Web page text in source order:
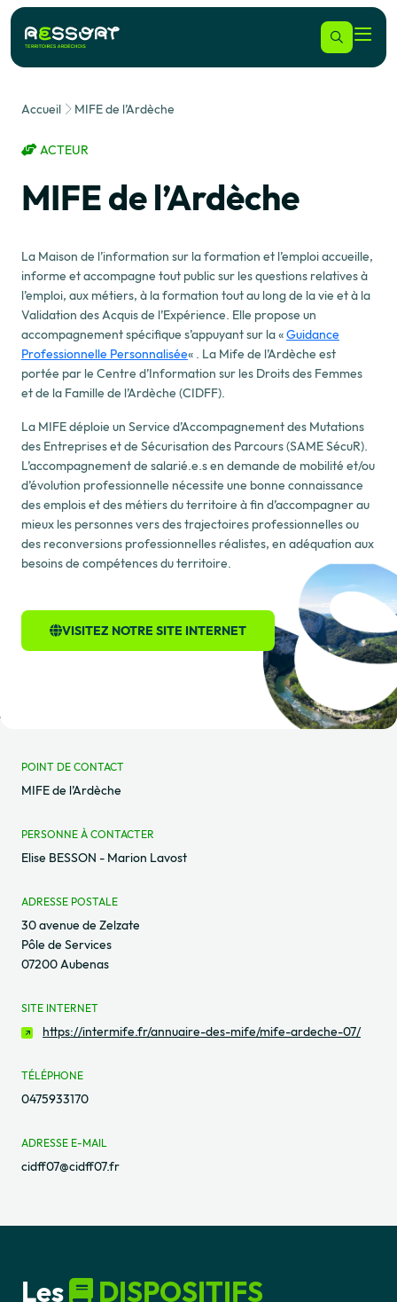
Accueil MIFE de l’Ardèche
ACTEUR
MIFE de l’Ardèche
La Maison de l’information sur la formation et l’emploi accueille,
informe et accompagne tout public sur les questions relatives à
l’emploi, aux métiers, à la formation tout au long de la vie et à la
Validation des Acquis de l’Expérience. Elle propose un
accompagnement spécifique s’appuyant sur la «Guidance
Professionnelle Personnalisée« . La Mife de l’Ardèche est
portée par le Centre d’Information sur les Droits des Femmes
et de la Famille de l’Ardèche (CIDFF).
La MIFE déploie un Service d’Accompagnement des Mutations
des Entreprises et de Sécurisation des Parcours (SAME SécuR).
L’accompagnement de salarié.e.s en demande de mobilité et/ou
d’évolution professionnelle nécessite une bonne connaissance
des emplois et des métiers du territoire à fin d’accompagner au
mieux les personnes vers des trajectoires professionnelles ou
des reconversions professionnelles réalistes, en adéquation aux
besoins de compétences du territoire.
VISITEZ NOTRE SITE INTERNET
POINT DE CONTACT
MIFE de l’Ardèche
PERSONNE À CONTACTER
Elise BESSON - Marion Lavost
ADRESSE POSTALE
30 avenue de Zelzate
Pôle de Services
07200 Aubenas
SITE INTERNET
https://intermife.fr/annuaire-des-mife/mife-ardeche-07/
TÉLÉPHONE
0475933170
ADRESSE E-MAIL
cidff07@cidff07.fr
Les
DISPOSITIFS